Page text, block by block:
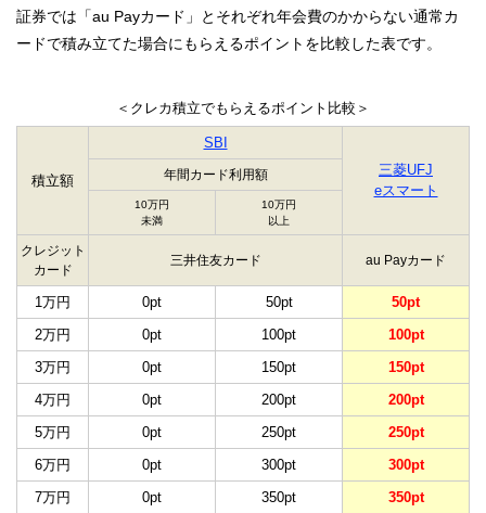
証券では「au Payカード」とそれぞれ年会費のかからない通常カ
ードで積み立てた場合にもらえるポイントを比較した表です。
＜クレカ積立でもらえるポイント比較＞
積立額
SBI
三菱UFJ
eスマート
年間カード利用額
10万円
未満
10万円
以上
クレジット
カード
三井住友カード au Payカード
1万円 0pt 50pt
50pt
2万円
0pt 100pt
100pt
3万円
0pt 150pt
150pt
4万円
0pt 200pt
200pt
5万円
0pt 250pt
250pt
6万円
0pt 300pt
300pt
7万円
0pt 350pt
350pt